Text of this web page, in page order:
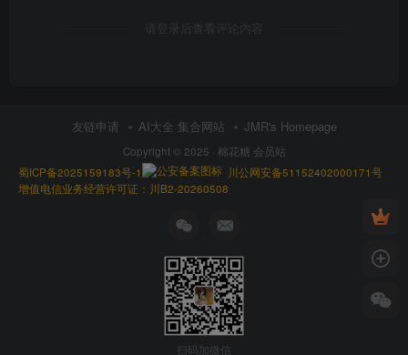
请登录后查看评论内容
友链申请 AI大全 集合网站 JMR's Homepage
Copyright © 2025 · 棉花糖 会员站
蜀ICP备2025159183号-1
川公网安备51152402000171号
增值电信业务经营许可证：川B2-20260508
扫码加微信